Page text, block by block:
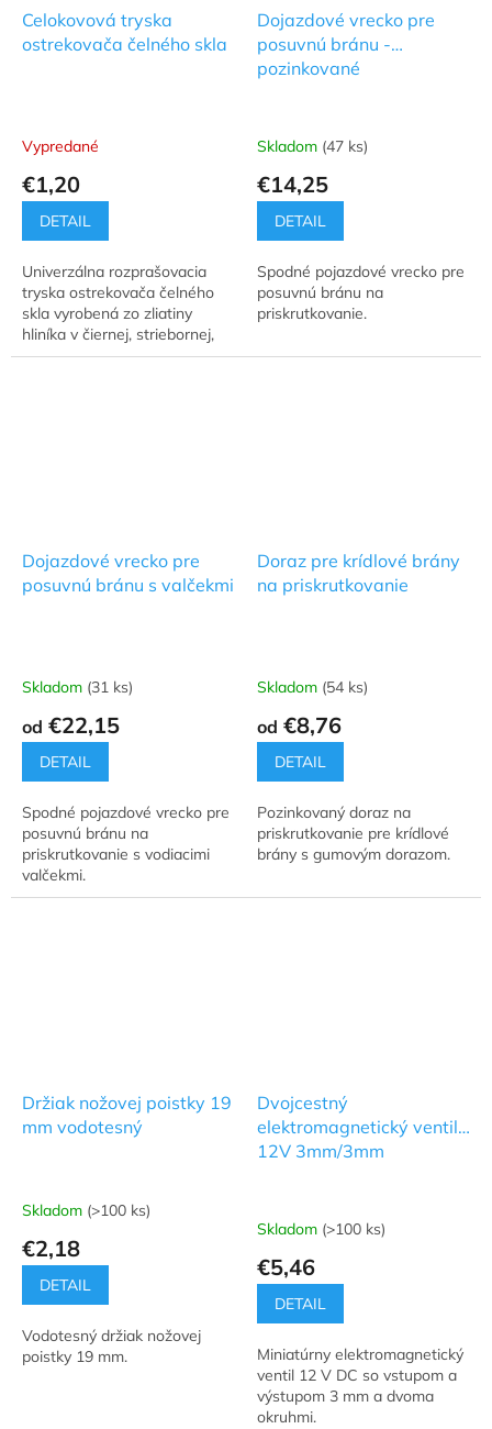
Celokovová tryska
ostrekovača čelného skla
Vypredané
€1,20
DETAIL
Univerzálna rozprašovacia
tryska ostrekovača čelného
skla vyrobená zo zliatiny
hliníka v čiernej, striebornej,
červenej a modrej farbe.
Dojazdové vrecko pre
posuvnú bránu -
pozinkované
Skladom (47 ks)
€14,25
DETAIL
Spodné pojazdové vrecko pre
posuvnú bránu na
priskrutkovanie.
Dojazdové vrecko pre
posuvnú bránu s valčekmi
Skladom (31 ks)
od €22,15
DETAIL
Spodné pojazdové vrecko pre
posuvnú bránu na
priskrutkovanie s vodiacimi
valčekmi.
Doraz pre krídlové brány
na priskrutkovanie
Skladom (54 ks)
od €8,76
DETAIL
Pozinkovaný doraz na
priskrutkovanie pre krídlové
brány s gumovým dorazom.
Držiak nožovej poistky 19
mm vodotesný
Priemerné
produktu
5,0
5
hviezdičiek.
Skladom (>100 ks)
€2,18
DETAIL
Vodotesný držiak nožovej
poistky 19 mm.
Dvojcestný
elektromagnetický ventil
12V 3mm/3mm
Skladom (>100 ks)
€5,46
DETAIL
Miniatúrny elektromagnetický
ventil 12 V DC so vstupom a
výstupom 3 mm a dvoma
okruhmi.